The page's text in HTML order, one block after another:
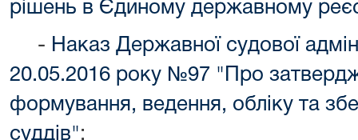
рішень в Єдиному державному
- Наказ Державної судової
20.05.2016 року №97 "Про
формування, ведення, обліку та
суддів";